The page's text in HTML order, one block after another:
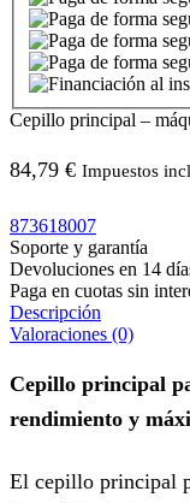
Cepillo principal –
84,79 € Impuestos
873618007
Soporte y garantía
Devoluciones en 14
Paga en cuotas sin
Descripción
Valoraciones (0)
Cepillo principal
rendimiento y
El cepillo principal